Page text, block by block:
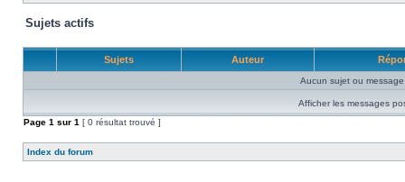
Sujets actifs
Sujets Auteur
Aucun sujet ou
Afficher les messages
Page 1 sur 1 [ 0 résultat trouvé ]
Index du forum